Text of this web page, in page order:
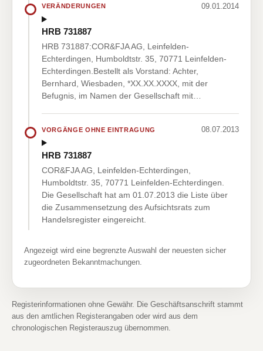
VERÄNDERUNGEN 09.01.2014
HRB 731887
HRB 731887:COR&FJA AG, Leinfelden-
Echterdingen, Humboldtstr. 35, 70771 Leinfelden-
Echterdingen.Bestellt als Vorstand: Achter,
Bernhard, Wiesbaden, *XX.XX.XXXX, mit der
Befugnis, im Namen der Gesellschaft mit…
VORGÄNGE OHNE EINTRAGUNG 08.07.2013
HRB 731887
COR&FJA AG, Leinfelden-Echterdingen,
Humboldtstr. 35, 70771 Leinfelden-Echterdingen.
Die Gesellschaft hat am 01.07.2013 die Liste über
die Zusammensetzung des Aufsichtsrats zum
Handelsregister eingereicht.
Angezeigt wird eine begrenzte Auswahl der neuesten sicher
zugeordneten Bekanntmachungen.
Registerinformationen ohne Gewähr. Die Geschäftsanschrift stammt
aus den amtlichen Registerangaben oder wird aus dem
chronologischen Registerauszug übernommen.